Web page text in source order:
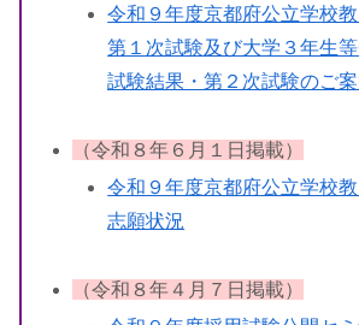
令和９年度京都府公立学校
第１次試験及び大学３年生
試験結果・第２次試験のご
（令和８年６月１日掲載）
令和９年度京都府公立学校
志願状況
（令和８年４月７日掲載）